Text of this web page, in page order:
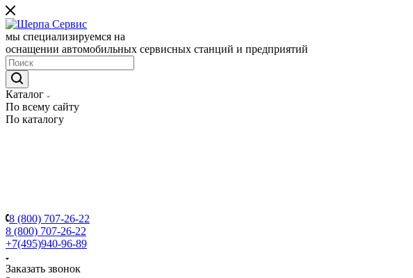
мы специализируемся на
оснащении автомобильных сервисных станций и предприятий
Каталог
По всему сайту
По каталогу
8 (800) 707-26-22
8 (800) 707-26-22
+7(495)940-96-89
Заказать звонок